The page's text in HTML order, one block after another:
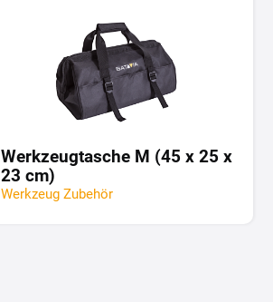
Werkzeugtasche M (45 x 25 x
23 cm)
Werkzeug Zubehör